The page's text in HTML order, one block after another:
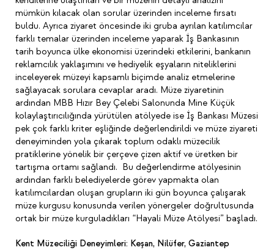
mümkün kılacak olan sorular üzerinden inceleme fırsatı
buldu. Ayrıca ziyaret öncesinde iki gruba ayrılan katılımcılar
farklı temalar üzerinden inceleme yaparak İş Bankasının
tarih boyunca ülke ekonomisi üzerindeki etkilerini, bankanın
reklamcılık yaklaşımını ve hediyelik eşyaların niteliklerini
inceleyerek müzeyi kapsamlı biçimde analiz etmelerine
sağlayacak sorulara cevaplar aradı. Müze ziyaretinin
ardından MBB Hızır Bey Çelebi Salonunda Mine Küçük
kolaylaştırıcılığında yürütülen atölyede ise İş Bankası Müzesi
pek çok farklı kriter eşliğinde değerlendirildi ve müze ziyareti
deneyiminden yola çıkarak toplum odaklı müzecilik
pratiklerine yönelik bir çerçeve çizen aktif ve üretken bir
tartışma ortamı sağlandı. Bu değerlendirme atölyesinin
ardından farklı belediyelerde görev yapmakta olan
katılımcılardan oluşan grupların iki gün boyunca çalışarak
müze kurgusu konusunda verilen yönergeler doğrultusunda
ortak bir müze kurguladıkları “Hayali Müze Atölyesi” başladı.
Kent Müzeciliği Deneyimleri: Keşan, Nilüfer, Gaziantep